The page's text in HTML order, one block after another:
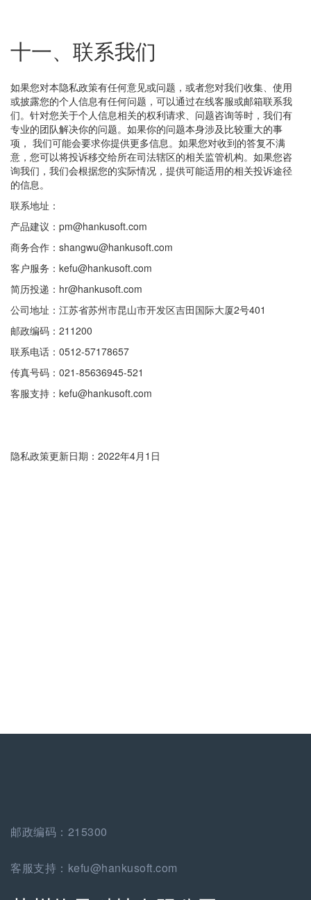
十一、联系我们
如果您对本隐私政策有任何意见或问题，或者您对我们收集、使用
或披露您的个人信息有任何问题，可以通过在线客服或邮箱联系我
们。针对您关于个人信息相关的权利请求、问题咨询等时，我们有
专业的团队解决你的问题。如果你的问题本身涉及比较重大的事
项， 我们可能会要求你提供更多信息。如果您对收到的答复不满
意，您可以将投诉移交给所在司法辖区的相关监管机构。如果您咨
询我们，我们会根据您的实际情况，提供可能适用的相关投诉途径
的信息。
联系地址：
产品建议：pm@hankusoft.com
商务合作：shangwu@hankusoft.com
客户服务：kefu@hankusoft.com
简历投递：hr@hankusoft.com
公司地址：江苏省苏州市昆山市开发区吉田国际大厦2号401
邮政编码：211200
联系电话：0512-57178657
传真号码：021-85636945-521
客服支持：kefu@hankusoft.com
隐私政策更新日期：2022年4月1日
邮政编码：215300
客服支持：kefu@hankusoft.com